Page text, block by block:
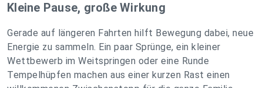
Kleine Pause, große Wirkung
Gerade auf längeren Fahrten hilft Bewegung dabei, neue
Energie zu sammeln. Ein paar Sprünge, ein kleiner
Wettbewerb im Weitspringen oder eine Runde
Tempelhüpfen machen aus einer kurzen Rast einen